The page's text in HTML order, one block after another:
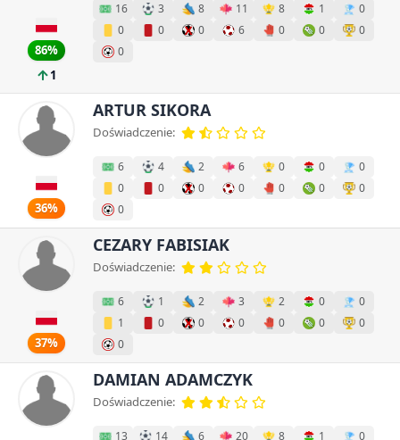
86%
1
16 3 8 11 8 1
0
0
0 0 6 0 0
0
0
36%
ARTUR SIKORA
Doświadczenie:
6 4 2 6 0 0
0
0
0 0 0 0 0
0
0
37%
CEZARY FABISIAK
Doświadczenie:
6 1 2 3 2 0
0
1
0 0 0 0 0
0
0
DAMIAN ADAMCZYK
Doświadczenie:
13 14 6 20 8 1
0